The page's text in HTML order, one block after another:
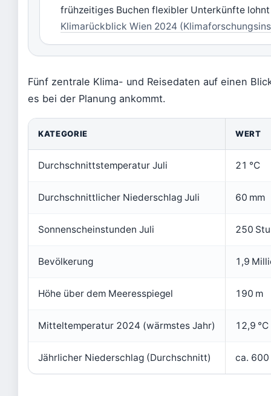
frühzeitiges Buchen flexibler Unterkünfte
Klimarückblick Wien 2024
Fünf zentrale Klima- und Reisedaten auf einen
es bei der Planung ankommt.
KATEGORIE WERT
Durchschnittstemperatur Juli 21 °C
Durchschnittlicher Niederschlag Juli 60 mm
Sonnenscheinstunden Juli 250
Bevölkerung 1,9
Höhe über dem Meeresspiegel 190 m
Mitteltemperatur 2024 (wärmstes Jahr) 12,9
Jährlicher Niederschlag (Durchschnitt) ca. 600